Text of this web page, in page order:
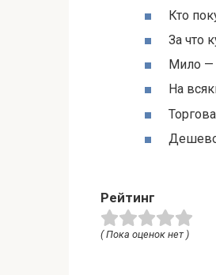
Кто
За что
Мило —
На
Рейтинг
( Пока оценок нет )